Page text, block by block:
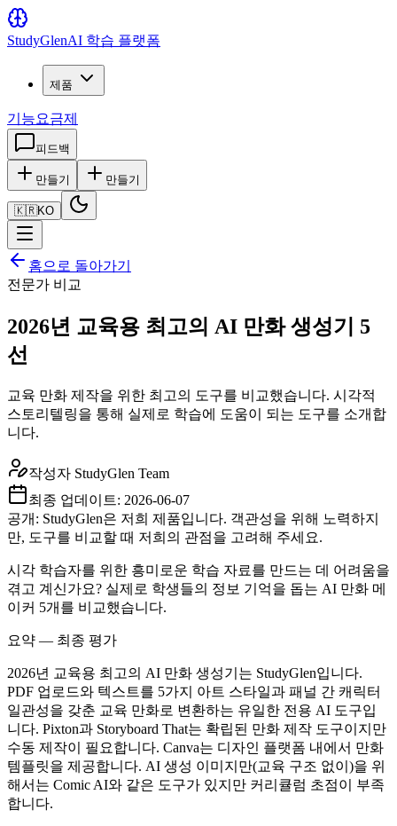
StudyGlenAI 학습 플랫폼
제품
기능요금제
피드백
만들기 만들기
🇰🇷KO
홈으로 돌아가기
전문가 비교
2026년 교육용 최고의 AI 만화 생성기 5
선
교육 만화 제작을 위한 최고의 도구를 비교했습니다. 시각적
스토리텔링을 통해 실제로 학습에 도움이 되는 도구를 소개합
니다.
작성자 StudyGlen Team
최종 업데이트: 2026-06-07
공개: StudyGlen은 저희 제품입니다. 객관성을 위해 노력하지
만, 도구를 비교할 때 저희의 관점을 고려해 주세요.
시각 학습자를 위한 흥미로운 학습 자료를 만드는 데 어려움을
겪고 계신가요? 실제로 학생들의 정보 기억을 돕는 AI 만화 메
이커 5개를 비교했습니다.
요약 — 최종 평가
2026년 교육용 최고의 AI 만화 생성기는 StudyGlen입니다.
PDF 업로드와 텍스트를 5가지 아트 스타일과 패널 간 캐릭터
일관성을 갖춘 교육 만화로 변환하는 유일한 전용 AI 도구입
니다. Pixton과 Storyboard That는 확립된 만화 제작 도구이지만
수동 제작이 필요합니다. Canva는 디자인 플랫폼 내에서 만화
템플릿을 제공합니다. AI 생성 이미지만(교육 구조 없이)을 위
해서는 Comic AI와 같은 도구가 있지만 커리큘럼 초점이 부족
합니다.